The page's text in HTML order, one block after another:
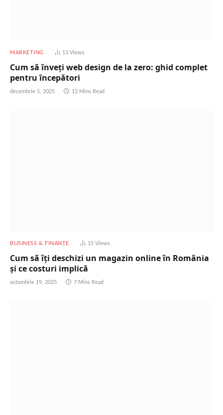
MARKETING 13 Views
Cum să înveți web design de la zero: ghid complet
pentru începători
decembrie 5, 2025 12 Mins Read
BUSINESS & FINANȚE 15 Views
Cum să îți deschizi un magazin online în România
și ce costuri implică
octombrie 19, 2025 7 Mins Read